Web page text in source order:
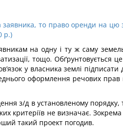
то право оренди на
р.)
на одну і ту ж саму
тощо. Обґрунтовується
у власника землі
оформлення речових прав
з/д в установленому
критеріїв не визначає.
такий проект погодив.